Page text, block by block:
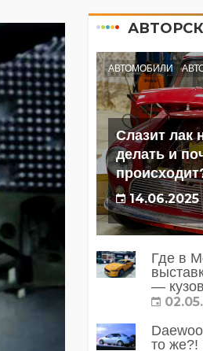
АВТОМОБИЛИ
Слазит лак
делать и
14.06.2025
Где в
—
то же?!